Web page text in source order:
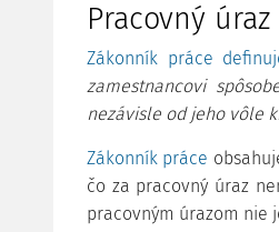
Pracovný úraz
Zákonník práce
zamestnancovi
nezávisle od jeho vôle
Zákonník práce
čo za pracovný úraz
pracovným úrazom nie